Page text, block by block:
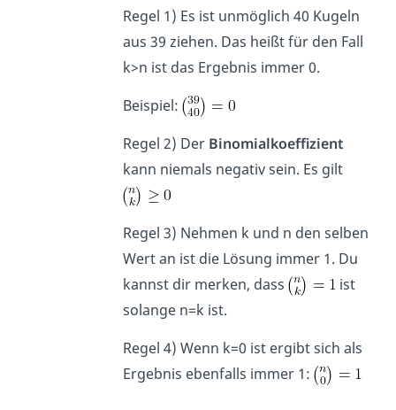
Regel 1) Es ist unmöglich 40 Kugeln
aus 39 ziehen. Das heißt für den Fall
k>n ist das Ergebnis immer 0.
Beispiel:
Regel 2) Der Binomialkoeffizient
kann niemals negativ sein. Es gilt
Regel 3) Nehmen k und n den selben
Wert an ist die Lösung immer 1. Du
kannst dir merken, dass
ist
solange n=k ist.
Regel 4) Wenn k=0 ist ergibt sich als
Ergebnis ebenfalls immer 1: